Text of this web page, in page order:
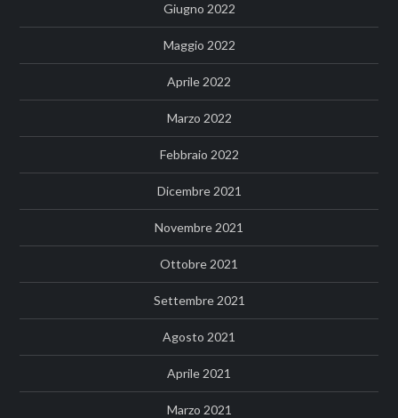
Giugno 2022
Maggio 2022
Aprile 2022
Marzo 2022
Febbraio 2022
Dicembre 2021
Novembre 2021
Ottobre 2021
Settembre 2021
Agosto 2021
Aprile 2021
Marzo 2021